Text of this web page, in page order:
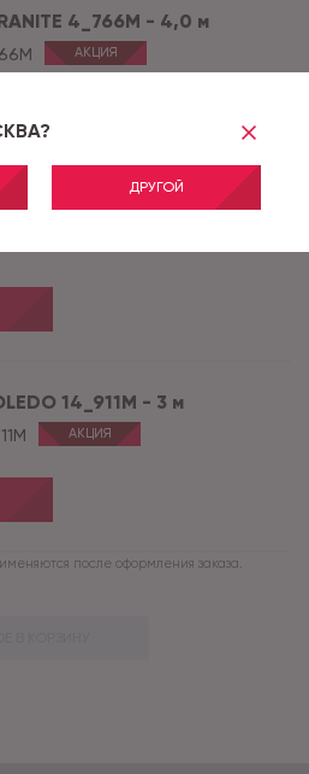
ДРУГОЙ
4_766M - 4,0 м
АКЦИЯ
5_769D - 4,0 м
14_911M - 3 м
АКЦИЯ
после оформления заказа.